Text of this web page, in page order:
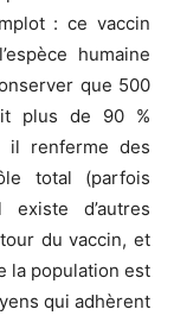
: ce vaccin
humaine
que 500
plus de 90 %
il renferme des
total (parfois
d’autres
du vaccin, et
la population est
qui adhèrent